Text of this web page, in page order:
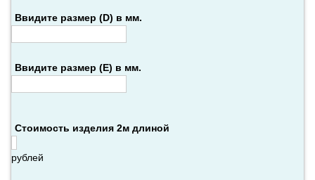
Ввидите размер (D) в мм.
Ввидите размер (E) в мм.
Стоимость изделия 2м длиной
рублей